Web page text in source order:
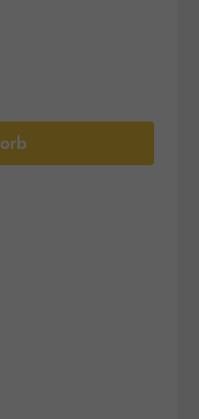
gewünschten